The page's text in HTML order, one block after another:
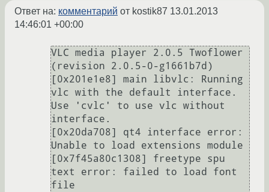
Ответ на: комментарий от kostik87 13.01.2013
14:46:01 +00:00
VLC media player 2.0.5 Twoflower
(revision 2.0.5-0-g1661b7d)
[0x201e1e8] main libvlc: Running
vlc with the default interface.
Use 'cvlc' to use vlc without
interface.
[0x20da708] qt4 interface error:
Unable to load extensions module
[0x7f45a80c1308] freetype spu
text error: failed to load font
file